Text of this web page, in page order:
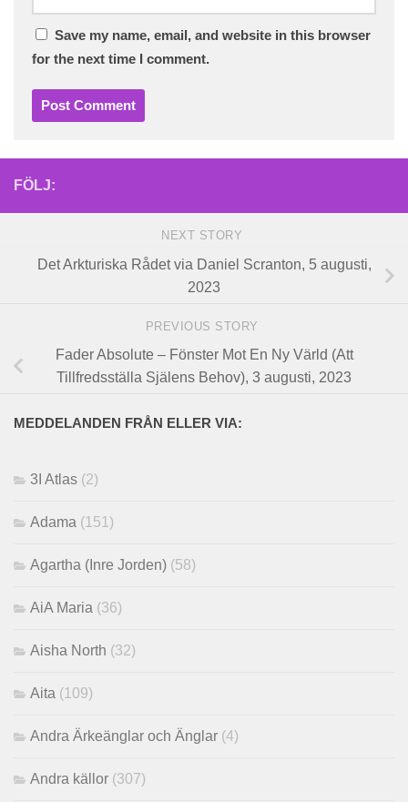
Save my name, email, and website in this browser
for the next time I comment.
FÖLJ:
NEXT STORY
Det Arkturiska Rådet via Daniel Scranton, 5 augusti,
2023
PREVIOUS STORY
Fader Absolute – Fönster Mot En Ny Värld (Att
Tillfredsställa Själens Behov), 3 augusti, 2023
MEDDELANDEN FRÅN ELLER VIA:
3I Atlas (2)
Adama (151)
Agartha (Inre Jorden) (58)
AiA Maria (36)
Aisha North (32)
Aita (109)
Andra Ärkeänglar och Änglar (4)
Andra källor (307)